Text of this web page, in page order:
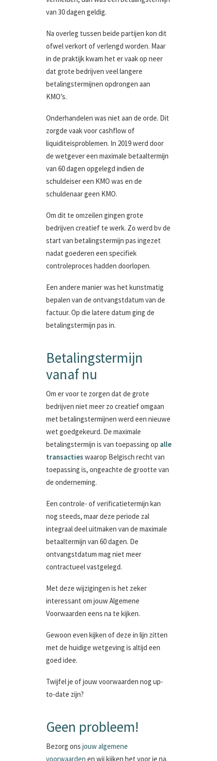
van 30 dagen geldig.
Na overleg tussen beide partijen kon dit
ofwel verkort of verlengd worden. Maar
in de praktijk kwam het er vaak op neer
dat grote bedrijven veel langere
betalingstermijnen opdrongen aan
KMO’s.
Onderhandelen was niet aan de orde. Dit
zorgde vaak voor cashflow of
liquiditeisproblemen. In 2019 werd door
de wetgever een maximale betaaltermijn
van 60 dagen opgelegd indien de
schuldeiser een KMO was en de
schuldenaar geen KMO.
Om dit te omzeilen gingen grote
bedrijven creatief te werk. Zo werd bv de
start van betalingstermijn pas ingezet
nadat goederen een specifiek
controleproces hadden doorlopen.
Een andere manier was het kunstmatig
bepalen van de ontvangstdatum van de
factuur. Op die latere datum ging de
betalingstermijn pas in.
Betalingstermijn
vanaf nu
Om er voor te zorgen dat de grote
bedrijven niet meer zo creatief omgaan
met betalingstermijnen werd een nieuwe
wet goedgekeurd. De maximale
betalingstermijn is van toepassing op alle
transacties waarop Belgisch recht van
toepassing is, ongeachte de grootte van
de onderneming.
Een controle- of verificatietermijn kan
nog steeds, maar deze periode zal
integraal deel uitmaken van de maximale
betaaltermijn van 60 dagen. De
ontvangstdatum mag niet meer
contractueel vastgelegd.
Met deze wijzigingen is het zeker
interessant om jouw Algemene
Voorwaarden eens na te kijken.
Gewoon even kijken of deze in lijn zitten
met de huidige wetgeving is altijd een
goed idee.
Twijfel je of jouw voorwaarden nog up-
to-date zijn?
Geen probleem!
Bezorg ons jouw algemene
voorwaarden en wij kijken het voor je na.